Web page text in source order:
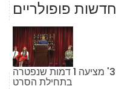
חדשות פופולריים
תיאוריה חדשה של 'תיכון מוזיקלי 3' מציעה 1 דמות שנפטרה
בתחילת הסרט